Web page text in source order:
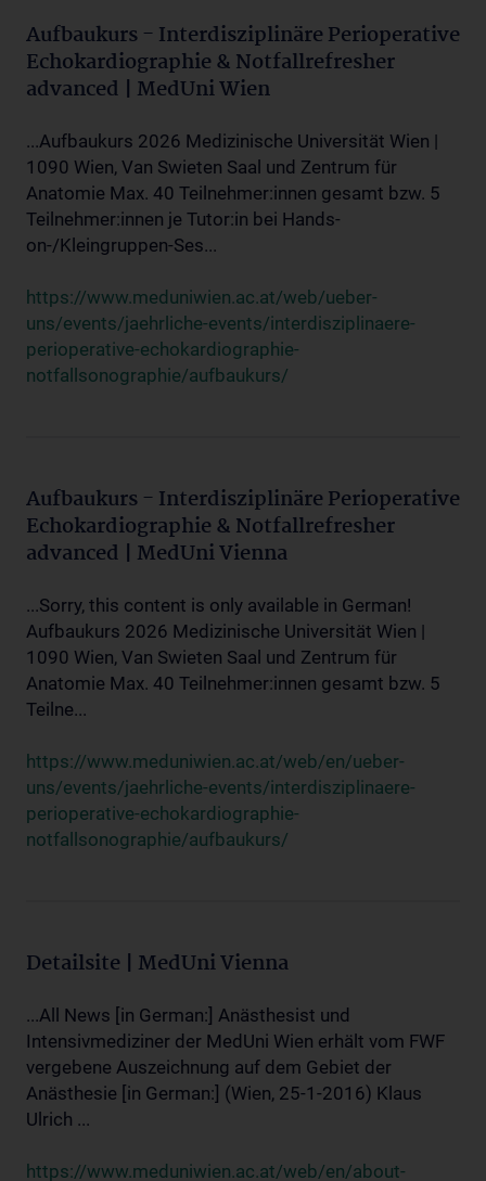
Aufbaukurs - Interdisziplinäre Perioperative
Echokardiographie & Notfallrefresher
advanced | MedUni Wien
...Aufbaukurs 2026 Medizinische Universität Wien |
1090 Wien, Van Swieten Saal und Zentrum für
Anatomie Max. 40 Teilnehmer:innen gesamt bzw. 5
Teilnehmer:innen je Tutor:in bei Hands-
on-/Kleingruppen-Ses...
https://www.meduniwien.ac.at/web/ueber-
uns/events/jaehrliche-events/interdisziplinaere-
perioperative-echokardiographie-
notfallsonographie/aufbaukurs/
Aufbaukurs - Interdisziplinäre Perioperative
Echokardiographie & Notfallrefresher
advanced | MedUni Vienna
...Sorry, this content is only available in German!
Aufbaukurs 2026 Medizinische Universität Wien |
1090 Wien, Van Swieten Saal und Zentrum für
Anatomie Max. 40 Teilnehmer:innen gesamt bzw. 5
Teilne...
https://www.meduniwien.ac.at/web/en/ueber-
uns/events/jaehrliche-events/interdisziplinaere-
perioperative-echokardiographie-
notfallsonographie/aufbaukurs/
Detailsite | MedUni Vienna
...All News [in German:] Anästhesist und
Intensivmediziner der MedUni Wien erhält vom FWF
vergebene Auszeichnung auf dem Gebiet der
Anästhesie [in German:] (Wien, 25-1-2016) Klaus
Ulrich ...
https://www.meduniwien.ac.at/web/en/about-